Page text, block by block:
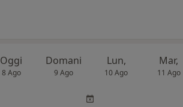
Oggi
8 Ago
Domani
9 Ago
Lun,
10 Ago
Mar,
11 Ago